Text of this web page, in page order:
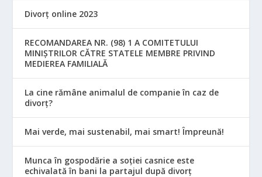
Divorț online 2023
RECOMANDAREA NR. (98) 1 A COMITETULUI
MINIŞTRILOR CĂTRE STATELE MEMBRE PRIVIND
MEDIEREA FAMILIALĂ
La cine rămâne animalul de companie în caz de
divorț?
Mai verde, mai sustenabil, mai smart! Împreună!
Munca în gospodărie a soției casnice este
echivalată în bani la partajul după divorț